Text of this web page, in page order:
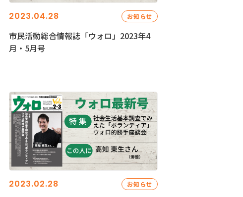
2023.04.28 お知らせ
市民活動総合情報誌「ウォロ」2023年4
月・5月号
2023.02.28 お知らせ